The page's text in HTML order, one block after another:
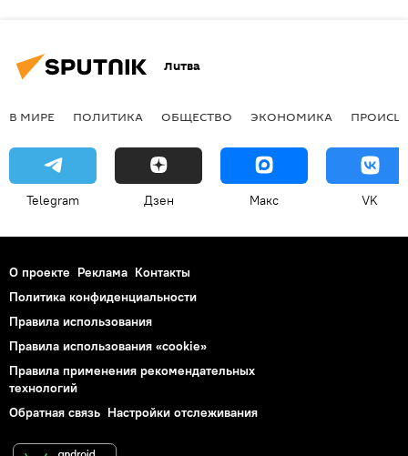
Литва
В МИРЕ ПОЛИТИКА ОБЩЕСТВО ЭКОНОМИКА
Telegram Дзен Макс VK
О проекте Реклама Контакты
Политика конфиденциальности
Правила использования
Правила использования «cookie»
Правила применения рекомендательных
технологий
Обратная связь Настройки отслеживания